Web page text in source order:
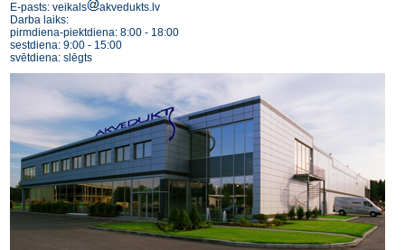
E-pasts: veikals
akvedukts.lv
Darba laiks:
pirmdiena-piektdiena: 8:00 - 18:00
sestdiena: 9:00 - 15:00
svētdiena: slēgts